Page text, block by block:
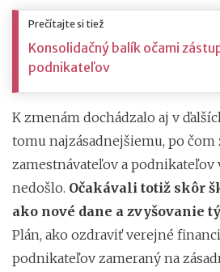
Prečítajte si tiež
Konsolidačný balík očami
podnikateľov
K zmenám dochádzalo aj v
tomu najzásadnejšiemu, po čom
zamestnávateľov a podnikateľov
nedošlo. Očakávali totiž skôr
ako nové dane a zvyšovanie
Plán, ako ozdraviť verejné
podnikateľov zameraný na